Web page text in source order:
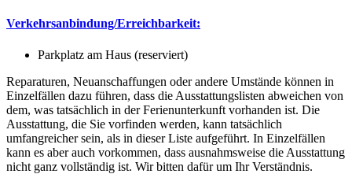
Verkehrsanbindung/Erreichbarkeit:
Parkplatz am Haus (reserviert)
Reparaturen, Neuanschaffungen oder andere Umstände können in
Einzelfällen dazu führen, dass die Ausstattungslisten abweichen von
dem, was tatsächlich in der Ferienunterkunft vorhanden ist. Die
Ausstattung, die Sie vorfinden werden, kann tatsächlich
umfangreicher sein, als in dieser Liste aufgeführt. In Einzelfällen
kann es aber auch vorkommen, dass ausnahmsweise die Ausstattung
nicht ganz vollständig ist. Wir bitten dafür um Ihr Verständnis.